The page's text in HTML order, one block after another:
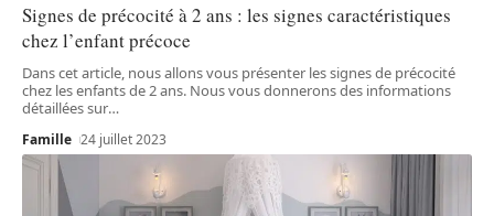
Signes de précocité à 2 ans : les signes caractéristiques
chez l’enfant précoce
Dans cet article, nous allons vous présenter les signes de précocité
chez les enfants de 2 ans. Nous vous donnerons des informations
détaillées sur…
Famille 24 juillet 2023